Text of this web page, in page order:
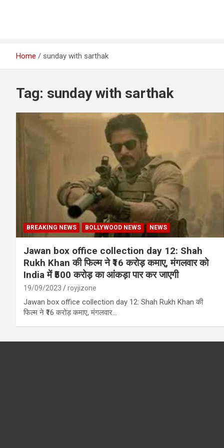
Home sunday with sarthak
Tag: sunday with sarthak
BREAKING NEWS BOLLYWOOD NEWS NEWS
Jawan box office collection day 12: Shah
Rukh Khan की फिल्म ने ₹16 करोड़ कमाए, मंगलवार को
India में ₹500 करोड़ का आंकड़ा पार कर जाएगी
19/09/2023 royjizone
Jawan box office collection day 12: Shah Rukh Khan की
फिल्म ने ₹16 करोड़ कमाए, मंगलवार…